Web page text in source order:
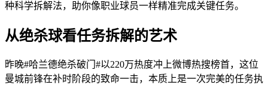
种科学拆解法，助你像职业球员一样精准完成关键任务。
从绝杀球看任务拆解的艺术
昨晚#哈兰德绝杀破门#以220万热度冲上微博热搜榜首，这位
曼城前锋在补时阶段的致命一击，本质上是一次完美的任务执